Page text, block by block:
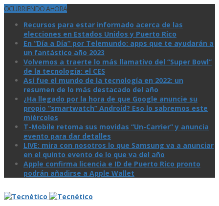
OCURRIENDO AHORA
Recursos para estar informado acerca de las
elecciones en Estados Unidos y Puerto Rico
En “Día a Día” por Telemundo: apps que te ayudarán a
un fantástico año 2023
Volvemos a traerte lo más llamativo del “Super Bowl”
de la tecnologí­a: el CES
Así­ fue el mundo de la tecnologí­a en 2022: un
resumen de lo más destacado del año
¿Ha llegado por la hora de que Google anuncie su
propio “smartwatch” Android? Eso lo sabremos este
miércoles
T-Mobile retoma sus movidas “Un-Carrier” y anuncia
evento para dar detalles
LIVE: mira con nosotros lo que Samsung va a anunciar
en el quinto evento de lo que va del año
Apple confirma licencia e ID de Puerto Rico pronto
podrán añadirse a Apple Wallet